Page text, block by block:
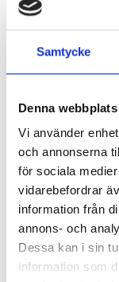
Samtycke
Denna
Vi använder
och annonserna
för sociala
vidarebefordrar
information från
annons- och
Dessa kan i sin
information som
Pris
23 850,00 kr
Antal i lager: 0